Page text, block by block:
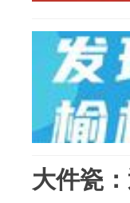
大件瓷